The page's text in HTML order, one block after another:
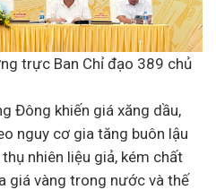
trực Ban Chỉ đạo 389 chủ
Đông khiến giá xăng dầu,
nguy cơ gia tăng buôn lậu
nhiên liệu giả, kém chất
giá vàng trong nước và thế